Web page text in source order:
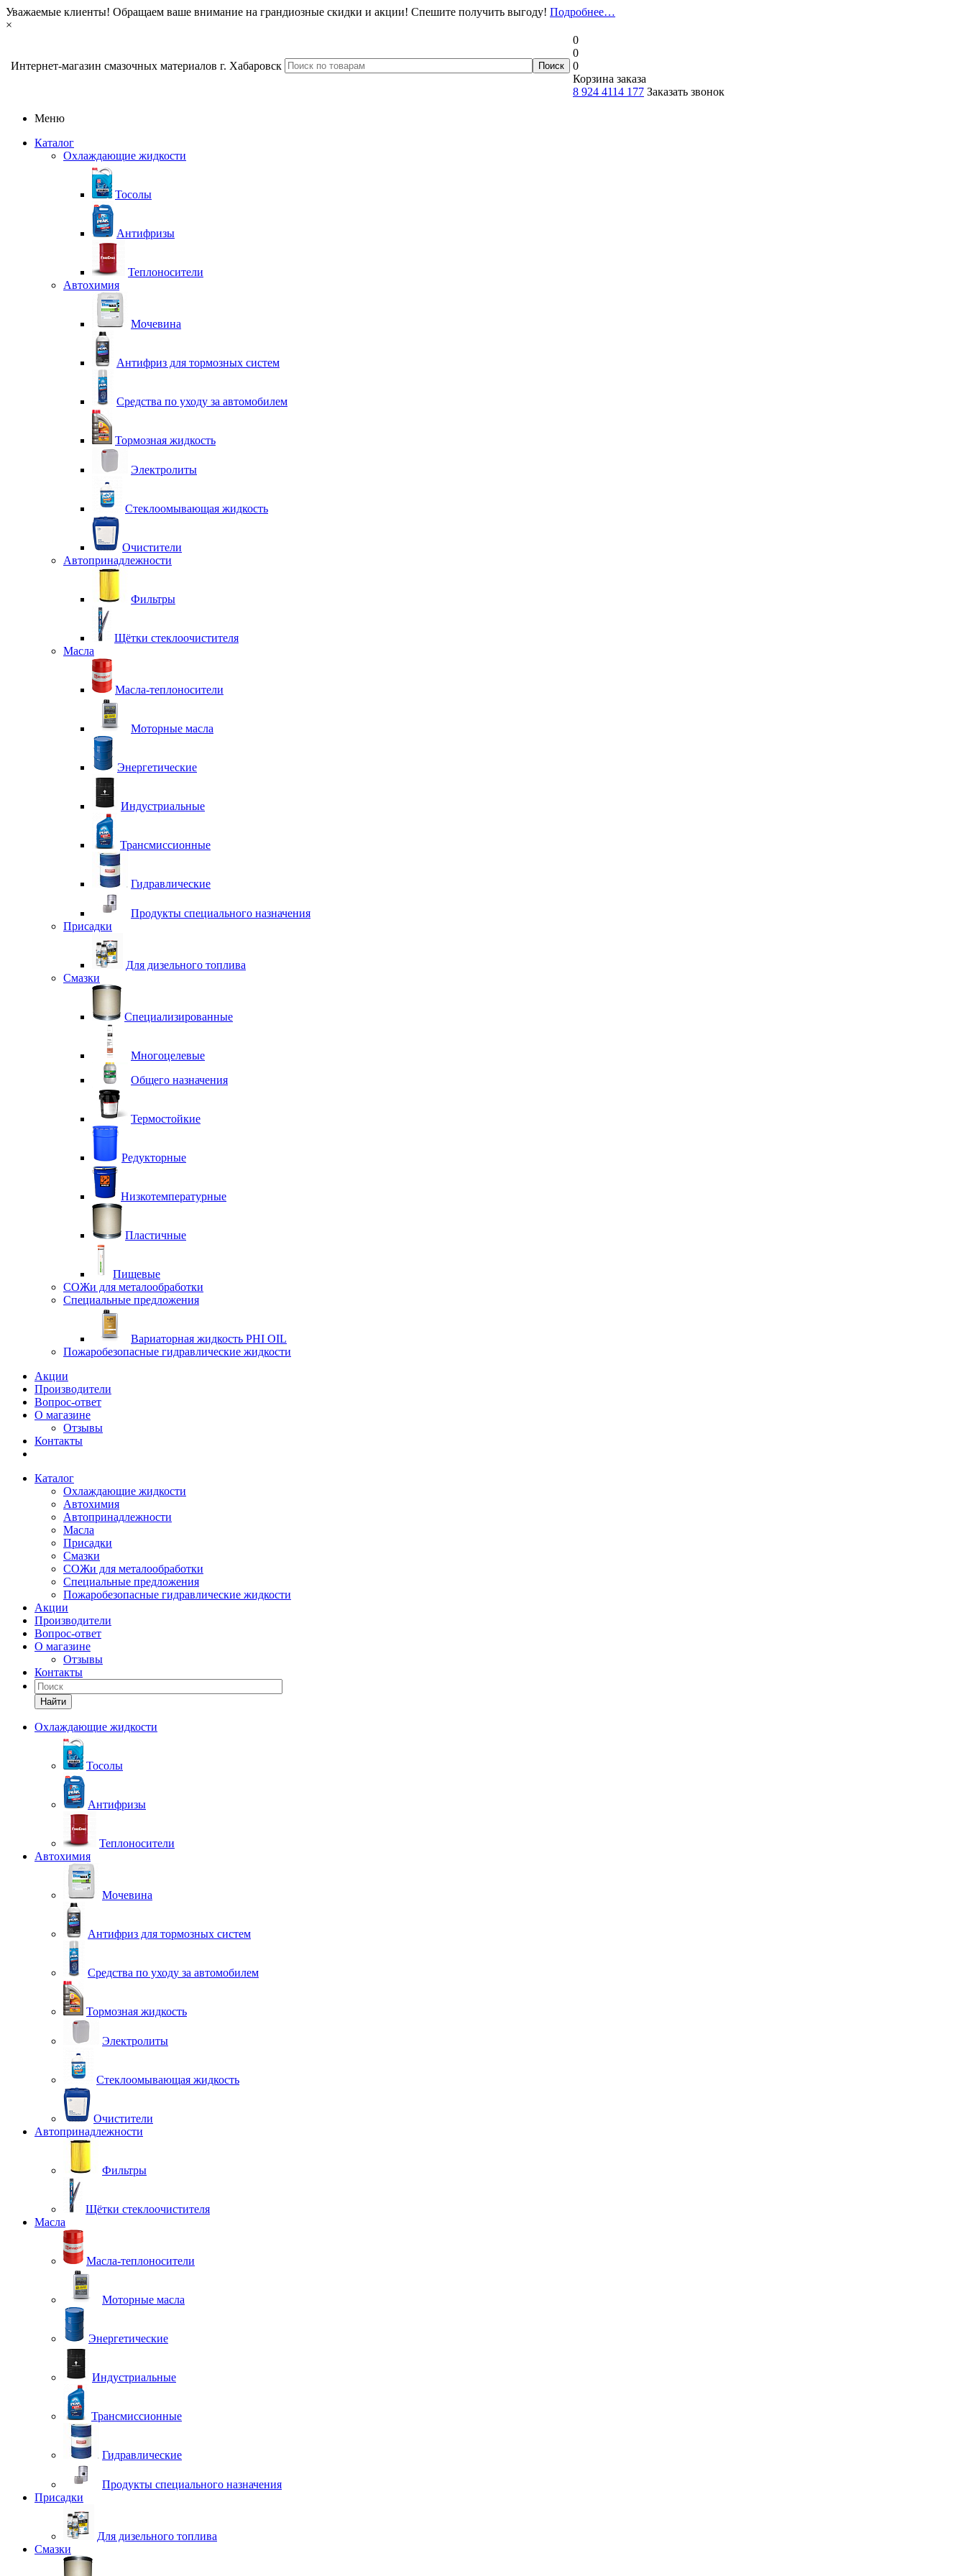
Уважаемые клиенты! Обращаем ваше внимание на грандиозные скидки и акции! Спешите получить выгоду! Подробнее…
×
Интернет-магазин смазочных материалов г. Хабаровск
0
0
0
Корзина заказа
8 924 4114 177 Заказать звонок
Меню
Каталог
Охлаждающие жидкости
Тосолы
Антифризы
Теплоносители
Автохимия
Мочевина
Антифриз для тормозных систем
Средства по уходу за автомобилем
Тормозная жидкость
Электролиты
Стеклоомывающая жидкость
Очистители
Автопринадлежности
Фильтры
Щётки стеклоочистителя
Масла
Масла-теплоносители
Моторные масла
Энергетические
Индустриальные
Трансмиссионные
Гидравлические
Продукты специального назначения
Присадки
Для дизельного топлива
Смазки
Специализированные
Многоцелевые
Общего назначения
Термостойкие
Редукторные
Низкотемпературные
Пластичные
Пищевые
СОЖи для металообработки
Специальные предложения
Вариаторная жидкость PHI OIL
Пожаробезопасные гидравлические жидкости
Акции
Производители
Вопрос-ответ
О магазине
Отзывы
Контакты
Каталог
Охлаждающие жидкости
Автохимия
Автопринадлежности
Масла
Присадки
Смазки
СОЖи для металообработки
Специальные предложения
Пожаробезопасные гидравлические жидкости
Акции
Производители
Вопрос-ответ
О магазине
Отзывы
Контакты
Найти
Охлаждающие жидкости
Тосолы
Антифризы
Теплоносители
Автохимия
Мочевина
Антифриз для тормозных систем
Средства по уходу за автомобилем
Тормозная жидкость
Электролиты
Стеклоомывающая жидкость
Очистители
Автопринадлежности
Фильтры
Щётки стеклоочистителя
Масла
Масла-теплоносители
Моторные масла
Энергетические
Индустриальные
Трансмиссионные
Гидравлические
Продукты специального назначения
Присадки
Для дизельного топлива
Смазки